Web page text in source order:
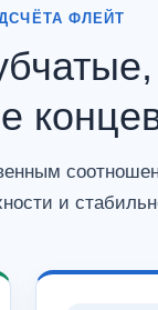
ФЛЕЙТ
и